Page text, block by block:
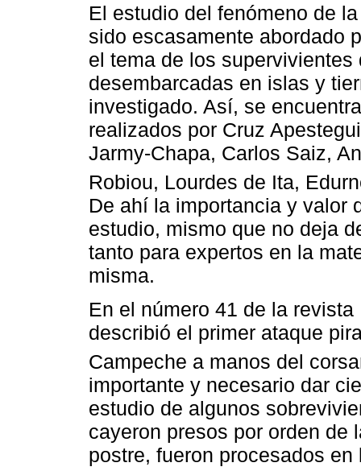
El estudio del fenómeno de
sido escasamente abordado
el tema de los
desembarcadas en islas y
investigado. Así, se
realizados por Cruz
Jarmy-Chapa, Carlos Saiz,
Robiou, Lourdes de Ita,
De ahí la importancia y valor
estudio, mismo que no deja
tanto para expertos en la
misma.
En el número 41 de la revista
describió el primer ataque
Campeche a manos del
importante y necesario dar
estudio de algunos
cayeron presos por orden de
postre, fueron procesados